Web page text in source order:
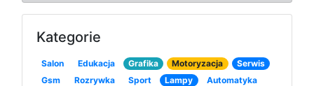
Kategorie
Salon Edukacja Grafika Motoryzacja
Serwis
Gsm
Rozrywka Sport Lampy
Automatyka